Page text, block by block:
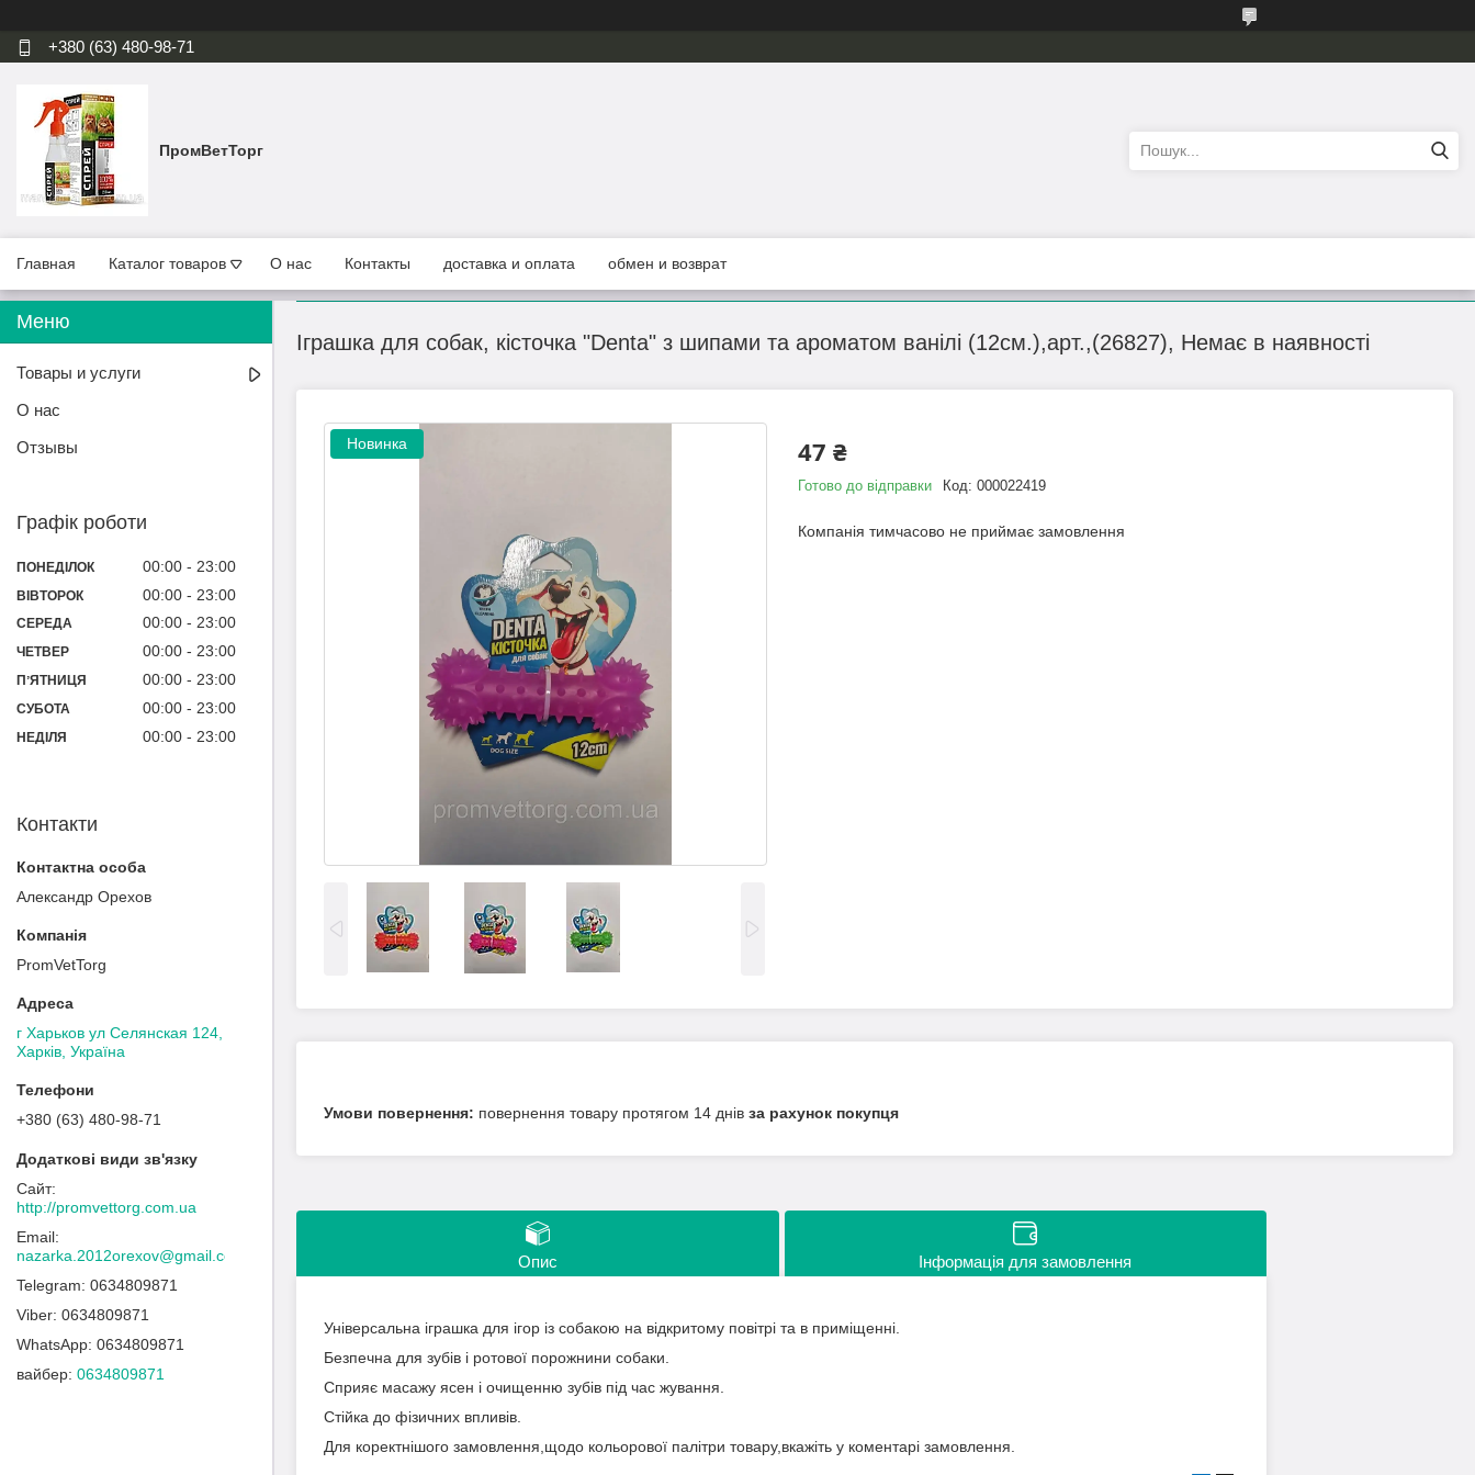
+380 (63) 480-98-71
ПромВетТорг
Главная Каталог товаров О нас Контакты доставка и оплата обмен и возврат
Іграшка для собак, кісточка "Denta" з шипами та ароматом ванілі (12см.),арт.,(26827), Немає в наявності
Новинка 47 ₴
Готово до відправки Код: 000022419
Компанія тимчасово не приймає замовлення
повернення товару протягом 14 днів за рахунок покупця
Опис Інформація для замовлення
Універсальна іграшка для ігор із собакою на відкритому повітрі та в приміщенні.
Безпечна для зубів і ротової порожнини собаки.
Сприяє масажу ясен і очищенню зубів під час жування.
Стійка до фізичних впливів.
Для коректнішого замовлення,щодо кольорової палітри товару,вкажіть у коментарі замовлення.
Товары и услуги
О нас
Отзывы
Графік роботи
ПОНЕДІЛОК 00:00 23:00
ВІВТОРОК 00:00 23:00
СЕРЕДА 00:00 23:00
ЧЕТВЕР 00:00 23:00
ПʼЯТНИЦЯ 00:00 23:00
СУБОТА 00:00 23:00
НЕДІЛЯ 00:00 23:00
Контакти
Александр Орехов
PromVetTorg
г Харьков ул Селянская 124,
Харків, Україна
+380 (63) 480-98-71
http://promvettorg.com.ua
nazarka.2012orexov@gmail.com
0634809871
0634809871
0634809871
вайбер 0634809871